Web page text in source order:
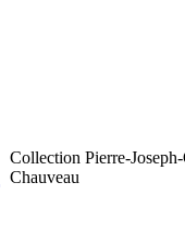
Collection Pierre-
Chauveau